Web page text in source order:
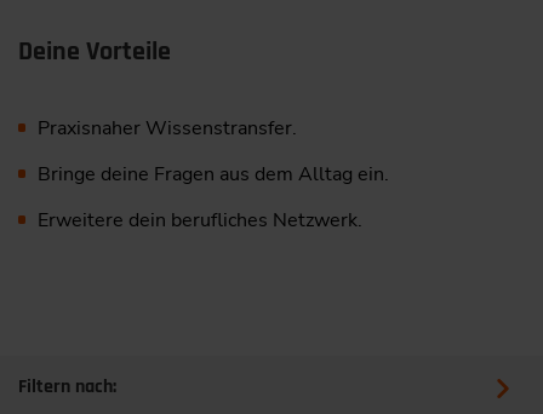
Deine Vorteile
Praxisnaher Wissenstransfer.
Bringe deine Fragen aus dem Alltag ein.
Erweitere dein berufliches Netzwerk.
Filtern nach: